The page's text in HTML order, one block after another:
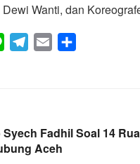
Wanti, dan
r
a
Fadhil Soal 14
Aceh